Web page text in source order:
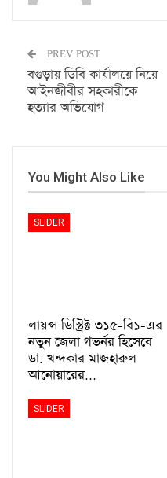
PREV POST
বগুড়ায় ডিবি কার্যালয়ে নিয়ে
আইনজীবীর সহকারীকে
হত্যার অভিযোগ
You Might Also Like
SLIDER
লায়ন্স ডিস্ট্রিক্ট ৩১৫-বি১-এর
নতুন জেলা গভর্নর হিসেবে
ডা. খন্দকার মাজহারুল
আনোয়ারের…
SLIDER